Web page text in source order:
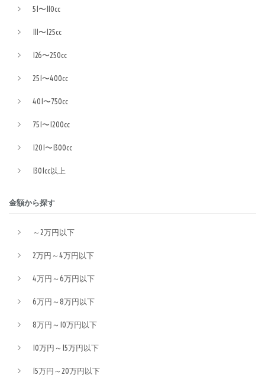
51〜110cc
111〜125cc
126〜250cc
251〜400cc
401〜750cc
751〜1200cc
1201〜1300cc
1301cc以上
金額から探す
～2万円以下
2万円～4万円以下
4万円～6万円以下
6万円～8万円以下
8万円～10万円以下
10万円～15万円以下
15万円～20万円以下